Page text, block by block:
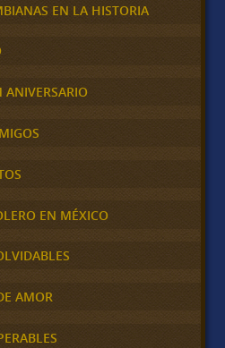
EN LA HISTORIA
EN MÉXICO
AMOR